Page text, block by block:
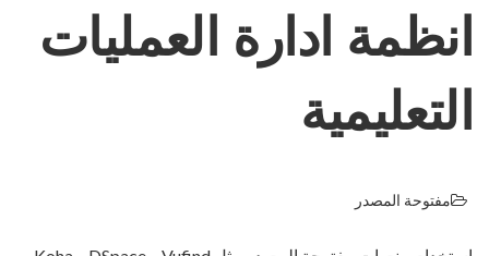
انظمة ادارة العمليات
التعليمية
مفتوحة المصدر